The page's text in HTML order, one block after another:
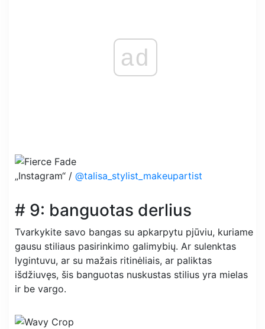
ad
„Instagram“ / @talisa_stylist_makeupartist
# 9: banguotas derlius
Tvarkykite savo bangas su apkarpytu pjūviu, kuriame
gausu stiliaus pasirinkimo galimybių. Ar sulenktas
lygintuvu, ar su mažais ritinėliais, ar paliktas
išdžiuvęs, šis banguotas nuskustas stilius yra mielas
ir be vargo.